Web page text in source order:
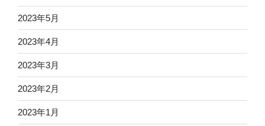
2023年5月
2023年4月
2023年3月
2023年2月
2023年1月